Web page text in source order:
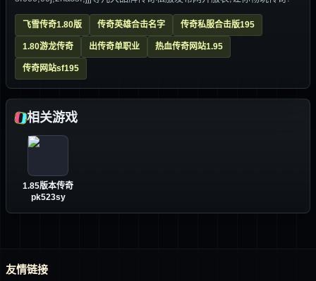
飞雪传奇1.80版 传奇英雄合击名字 传奇私服合击版195
1.80游龙传奇 出传奇单职业 热血传奇网站1.95
传奇网站sf195
相关游戏
1.85版本传奇
pk523sy
友情链接